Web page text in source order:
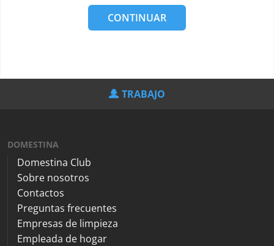
CONTINUAR
TRABAJO
DOMESTINA
Domestina Club
Sobre nosotros
Contactos
Preguntas frecuentes
Empresas de limpieza
Empleada de hogar